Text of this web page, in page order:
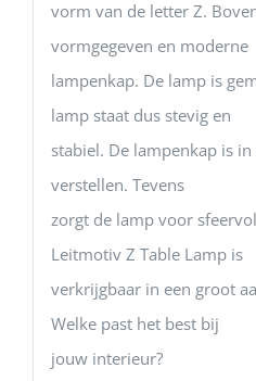
vorm van de letter Z.
vormgegeven en moderne
lampenkap. De lamp is
lamp staat dus stevig en
stabiel. De lampenkap is
verstellen. Tevens
zorgt de lamp voor
Leitmotiv Z Table Lamp is
verkrijgbaar in een groot
Welke past het best bij
jouw interieur?